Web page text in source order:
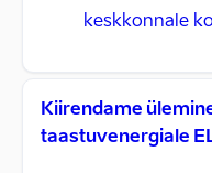
keskkonnale
Kiirendame
taastuvenergiale